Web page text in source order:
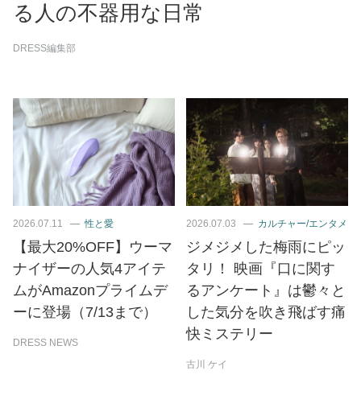
る人の不器用な日常
DRESS編集部
2026.07.11 性と愛
【最大20%OFF】ウーマ
ナイザーの人気4アイテ
ムがAmazonプライムデ
ーに登場（7/13まで）
DRESS NEWS
2026.07.03 カルチャー/エンタメ
ジメジメした梅雨にピッ
タリ！ 映画『口に関す
るアンケート』は鬱々と
した気分を吹き飛ばす痛
快ミステリー
古川 ケイ